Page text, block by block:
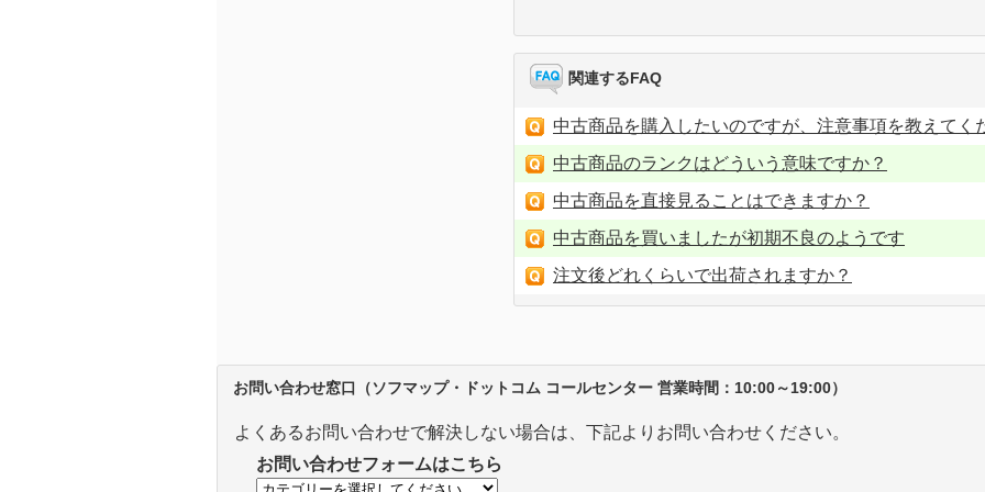
関連するFAQ
中古商品を購入したいのですが、注意事項を教えてく
中古商品のランクはどういう意味ですか？
中古商品を直接見ることはできますか？
中古商品を買いましたが初期不良のようです
注文後どれくらいで出荷されますか？
お問い合わせ窓口（ソフマップ・ドットコム コールセンター 営業時間：10:00～19:00）
よくあるお問い合わせで解決しない場合は、下記よりお問い合わせください。
お問い合わせフォームはこちら